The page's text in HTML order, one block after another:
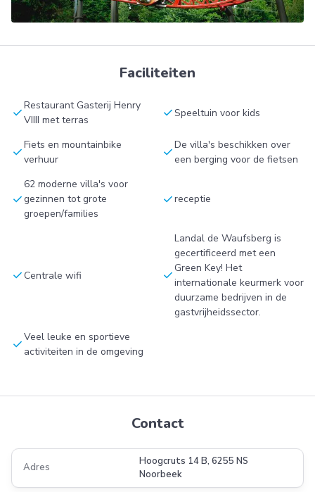
Faciliteiten
checkRestaurant Gasterij Henry
VIIII met terras
checkSpeeltuin voor kids
checkFiets en mountainbike
verhuur
checkDe villa's beschikken over
een berging voor de fietsen
check
62 moderne villa's voor
gezinnen tot grote
groepen/families
checkreceptie
check Centrale wifi check
Landal de Waufsberg is
gecertificeerd met een
Green Key! Het
internationale keurmerk voor
duurzame bedrijven in de
gastvrijheidssector.
checkVeel leuke en sportieve
activiteiten in de omgeving
Contact
Adres
Hoogcruts 14 B, 6255 NS
Noorbeek